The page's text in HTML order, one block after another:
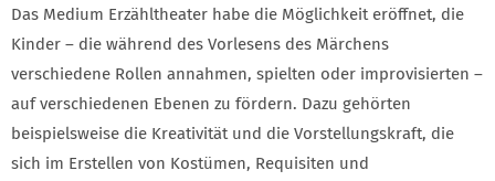
Das Medium Erzähltheater habe die Möglichkeit eröffnet, die
Kinder – die während des Vorlesens des Märchens
verschiedene Rollen annahmen, spielten oder improvisierten –
auf verschiedenen Ebenen zu fördern. Dazu gehörten
beispielsweise die Kreativität und die Vorstellungskraft, die
sich im Erstellen von Kostümen, Requisiten und